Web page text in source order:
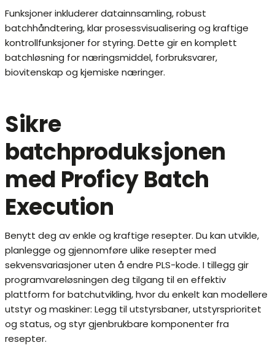
Funksjoner inkluderer datainnsamling, robust
batchhåndtering, klar prosessvisualisering og kraftige
kontrollfunksjoner for styring. Dette gir en komplett
batchløsning for næringsmiddel, forbruksvarer,
biovitenskap og kjemiske næringer.
Sikre
batchproduksjonen
med Proficy Batch
Execution
Benytt deg av enkle og kraftige resepter. Du kan utvikle,
planlegge og gjennomføre ulike resepter med
sekvensvariasjoner uten å endre PLS-kode. I tillegg gir
programvareløsningen deg tilgang til en effektiv
plattform for batchutvikling, hvor du enkelt kan modellere
utstyr og maskiner: Legg til utstyrsbaner, utstyrsprioritet
og status, og styr gjenbrukbare komponenter fra
resepter.